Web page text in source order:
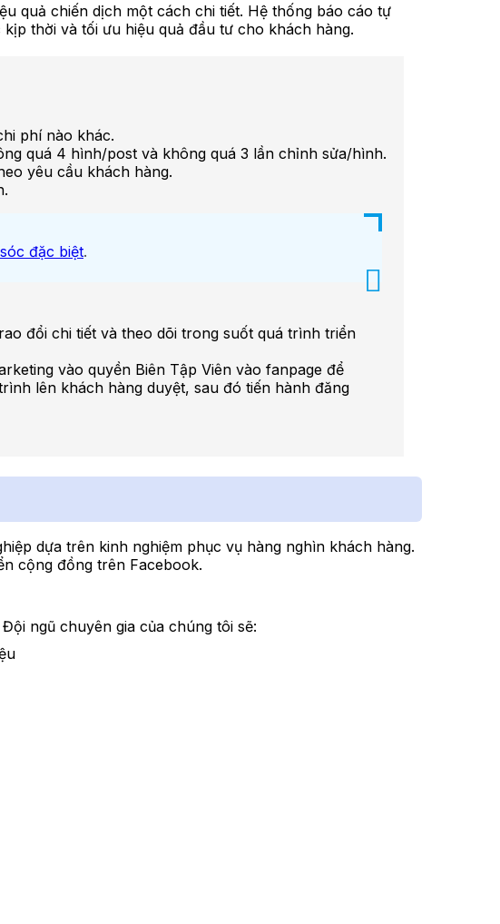
quả chiến dịch một cách chi tiết. Hệ thống báo cáo tự
thời và tối ưu hiệu quả đầu tư cho khách hàng.
phí nào khác.
quá 4 hình/post và không quá 3 lần chỉnh sửa/hình.
yêu cầu khách hàng.
đặc biệt.
đổi chi tiết và theo dõi trong suốt quá trình triển
vào quyền Biên Tập Viên vào fanpage để
lên khách hàng duyệt, sau đó tiến hành đăng
dựa trên kinh nghiệm phục vụ hàng nghìn khách hàng.
cộng đồng trên Facebook.
ngũ chuyên gia của chúng tôi sẽ: